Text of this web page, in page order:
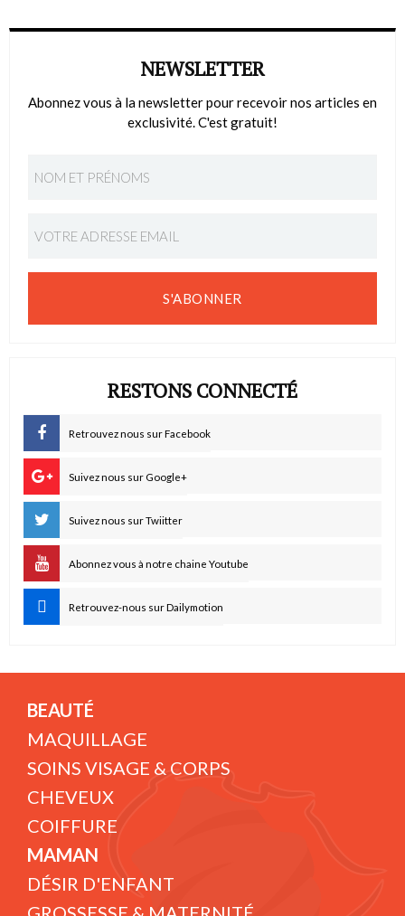
NEWSLETTER
Abonnez vous à la newsletter pour recevoir nos articles en
exclusivité. C'est gratuit!
S'ABONNER
RESTONS CONNECTÉ
Retrouvez nous sur Facebook
Suivez nous sur Google+
Suivez nous sur Twiitter
Abonnez vous à notre chaine Youtube
Retrouvez-nous sur Dailymotion
BEAUTÉ
MAQUILLAGE
SOINS VISAGE & CORPS
CHEVEUX
COIFFURE
MAMAN
DÉSIR D'ENFANT